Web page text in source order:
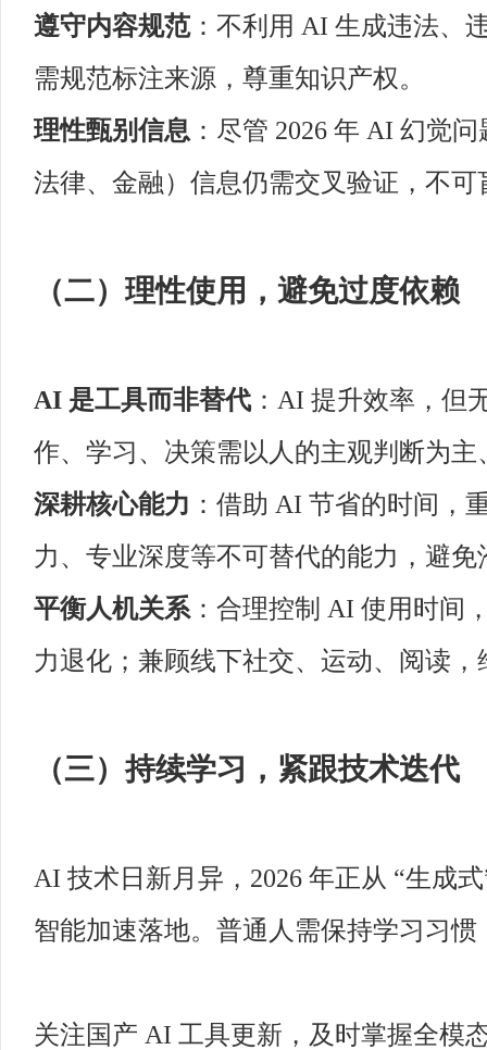
遵守内容规范：不利用 AI 生成违法、
需规范标注来源，尊重知识产权。
理性甄别信息 ：尽管 2026 年 AI 幻觉
法律、金融）信息仍需交叉验证，不可
（二）理性使用，避免过度依赖
AI 是工具而非替代 ：AI 提升效率，但
作、学习、决策需以人的主观判断为主
深耕核心能力 ：借助 AI 节省的时间，
力、专业深度等不可替代的能力，避
平衡人机关系 ：合理控制 AI 使用时间
力退化；兼顾线下社交、运动、阅读
（三）持续学习，紧跟技术迭代
AI 技术日新月异，2026 年正从 “生成
智能加速落地。普通人需保持学习习惯
关注国产 AI 工具更新，及时掌握全模